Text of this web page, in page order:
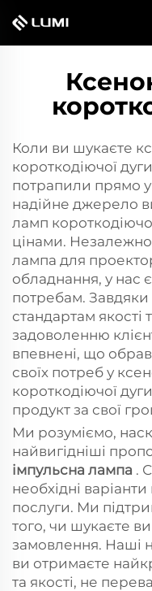
Коли ви шукаєте
короткодіючої
потрапили прямо
надійне джерело
ламп
цінами. Незалежно
лампа для
обладнання, у нас
потребам.
стандартам якості
задоволенню
впевнені, що
своїх потреб у
короткодіючої
продукт за свої
Ми розуміємо,
найвигідніші
імпульсна лампа .
необхідні
послуги. Ми
того, чи шукаєте
замовлення. Наші
ви отримаєте
та якості, не